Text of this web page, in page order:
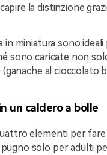
la distinzione
in miniatura sono
sono caricate non
al cioccolato
un caldero a bolle
elementi per
solo per adulti